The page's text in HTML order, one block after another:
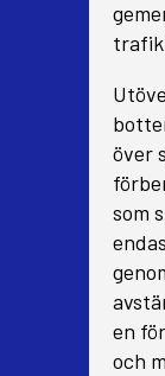
trafik
över
som
en
och